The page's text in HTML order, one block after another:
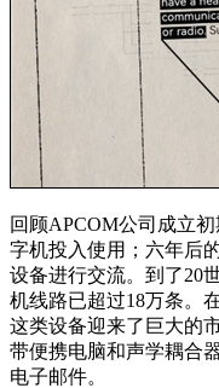
回顾APCOM公司成立
字机投入使用；六年后
设备进行交流。到了20
机线路已超过18万条。
这类设备迎来了巨大的
带便携电脑和声学耦合
电子邮件。